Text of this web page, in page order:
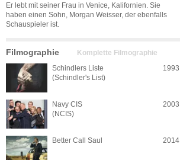
Er lebt mit seiner Frau in Venice, Kalifornien. Sie
haben einen Sohn, Morgan Weisser, der ebenfalls
Schauspieler ist.
Filmographie Komplette Filmographie
Schindlers Liste
(Schindler's List)
1993
Navy CIS
(NCIS)
2003
Better Call Saul 2014